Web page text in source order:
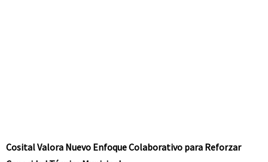
Cosital Valora Nuevo Enfoque Colaborativo para Reforzar